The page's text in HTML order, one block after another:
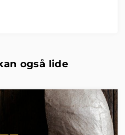
også lide